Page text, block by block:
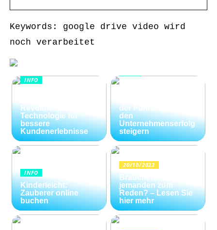
Keywords: google drive video wird
noch verarbeitet
INFO
Revolutionäre
Technologie für
bessere
Kundenerlebnisse
der Führungskräfte
den
Unternehmenserfolg
steigern
INFO
Kinderleicht:
Zauberer online
buchen
20/10/2022
Brauchen Sie
jemanden zum
Reden? – Lesen Sie
hier mehr